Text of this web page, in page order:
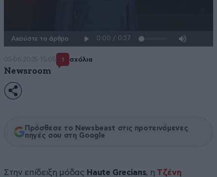
Ακούστε το άρθρο
05·06·2025 15:05 1 σχόλια
Newsroom
Πρόσθεσε το Newsbeast στις προτεινόμενες
πηγές σου στη Google
Στην επίδειξη μόδας Haute Grecians, η Τζένη